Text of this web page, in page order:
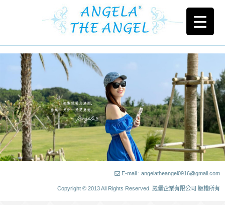
E-mail : angelatheangel0916@gmail.com
Copyright © 2013 All Rights Reserved. 崴儷企業有限公司 版權所有